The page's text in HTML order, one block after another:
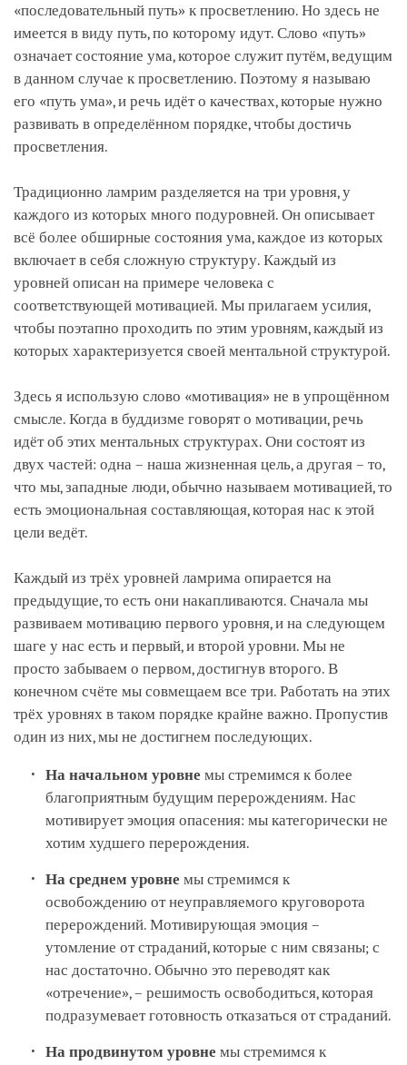
«последовательный путь» к просветлению. Но здесь не
имеется в виду путь, по которому идут. Слово «путь»
означает состояние ума, которое служит путём, ведущим
в данном случае к просветлению. Поэтому я называю
его «путь ума», и речь идёт о качествах, которые нужно
развивать в определённом порядке, чтобы достичь
просветления.
Традиционно ламрим разделяется на три уровня, у
каждого из которых много подуровней. Он описывает
всё более обширные состояния ума, каждое из которых
включает в себя сложную структуру. Каждый из
уровней описан на примере человека с
соответствующей мотивацией. Мы прилагаем усилия,
чтобы поэтапно проходить по этим уровням, каждый из
которых характеризуется своей ментальной структурой.
Здесь я использую слово «мотивация» не в упрощённом
смысле. Когда в буддизме говорят о мотивации, речь
идёт об этих ментальных структурах. Они состоят из
двух частей: одна – наша жизненная цель, а другая – то,
что мы, западные люди, обычно называем мотивацией, то
есть эмоциональная составляющая, которая нас к этой
цели ведёт.
Каждый из трёх уровней ламрима опирается на
предыдущие, то есть они накапливаются. Сначала мы
развиваем мотивацию первого уровня, и на следующем
шаге у нас есть и первый, и второй уровни. Мы не
просто забываем о первом, достигнув второго. В
конечном счёте мы совмещаем все три. Работать на этих
трёх уровнях в таком порядке крайне важно. Пропустив
один из них, мы не достигнем последующих.
На начальном уровне мы стремимся к более
благоприятным будущим перерождениям. Нас
мотивирует эмоция опасения: мы категорически не
хотим худшего перерождения.
На среднем уровне мы стремимся к
освобождению от неуправляемого круговорота
перерождений. Мотивирующая эмоция –
утомление от страданий, которые с ним связаны; с
нас достаточно. Обычно это переводят как
«отречение», – решимость освободиться, которая
подразумевает готовность отказаться от страданий.
На продвинутом уровне мы стремимся к